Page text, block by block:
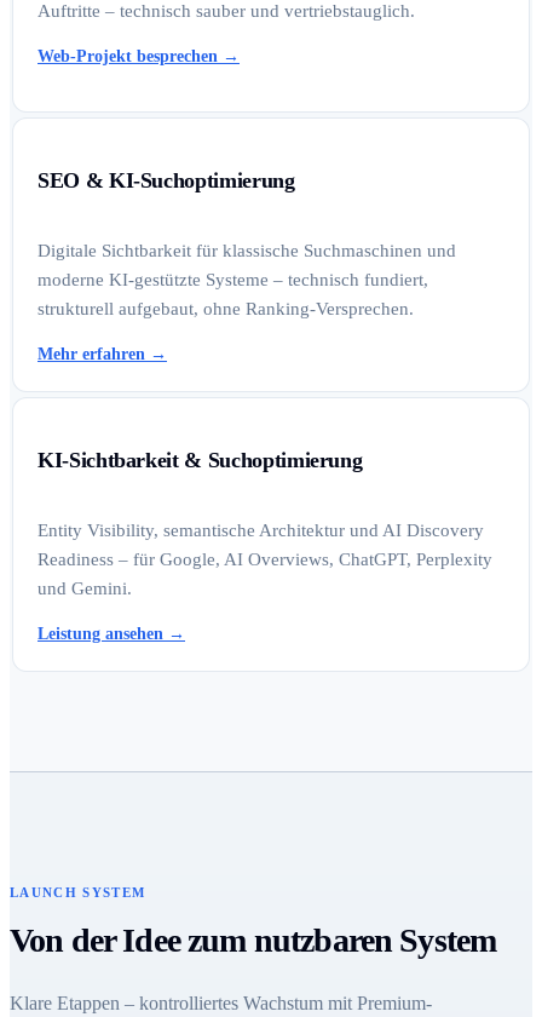
Auftritte – technisch sauber und vertriebstauglich.
Web-Projekt besprechen →
SEO & KI-Suchoptimierung
Digitale Sichtbarkeit für klassische Suchmaschinen und
moderne KI-gestützte Systeme – technisch fundiert,
strukturell aufgebaut, ohne Ranking-Versprechen.
Mehr erfahren →
KI-Sichtbarkeit & Suchoptimierung
Entity Visibility, semantische Architektur und AI Discovery
Readiness – für Google, AI Overviews, ChatGPT, Perplexity
und Gemini.
Leistung ansehen →
LAUNCH SYSTEM
Von der Idee zum nutzbaren System
Klare Etappen – kontrolliertes Wachstum mit Premium-